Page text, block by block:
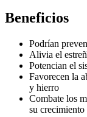
Beneficios
Podrían
Alivia el
Potencian el
Favorecen la
y hierro
Combate los
su